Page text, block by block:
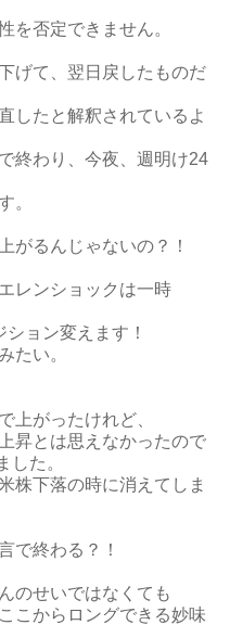
を否定できません。
げて、翌日戻したものだ
したと解釈されているよ
終わり、今夜、週明け24
。
がるんじゃないの？！
レンショックは一時
ョン変えます！
たい。
上がったけれど、
昇とは思えなかったので
した。
株下落の時に消えてしま
で終わる？！
のせいではなくても
こからロングできる妙味